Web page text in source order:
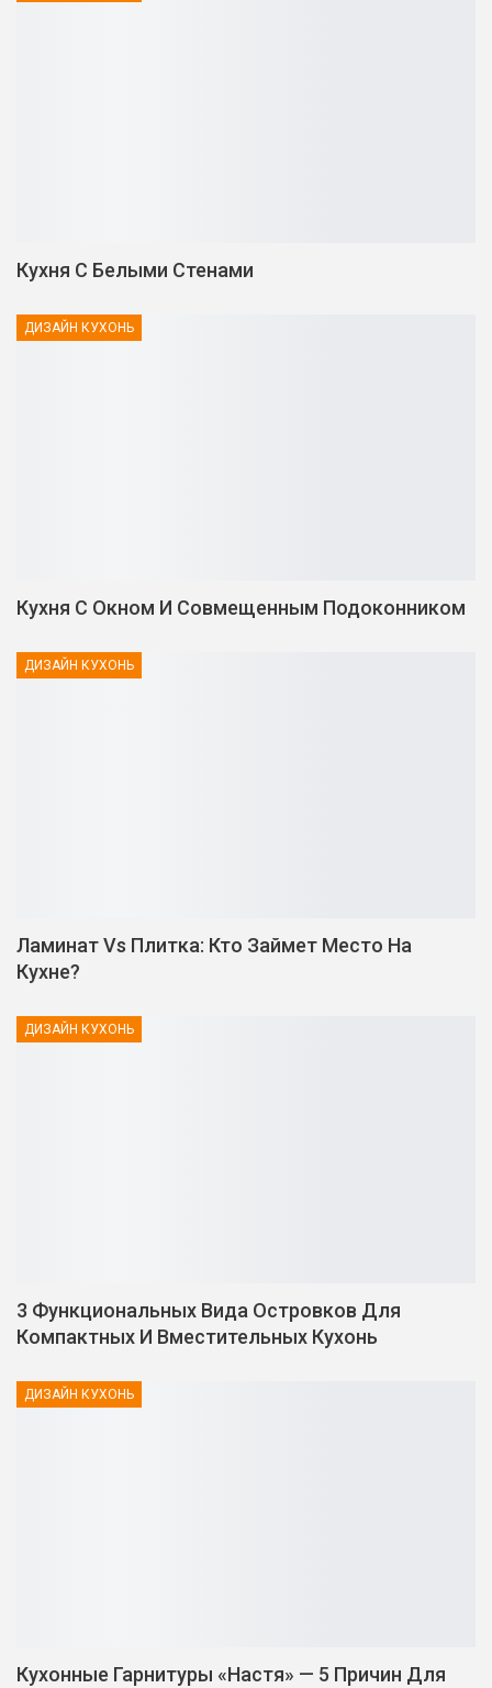
Кухня С Белыми Стенами
ДИЗАЙН КУХОНЬ
Кухня С Окном И Совмещенным Подоконником
ДИЗАЙН КУХОНЬ
Ламинат Vs Плитка: Кто Займет Место На
Кухне?
ДИЗАЙН КУХОНЬ
3 Функциональных Вида Островков Для
Компактных И Вместительных Кухонь
ДИЗАЙН КУХОНЬ
Кухонные Гарнитуры «Настя» — 5 Причин Для